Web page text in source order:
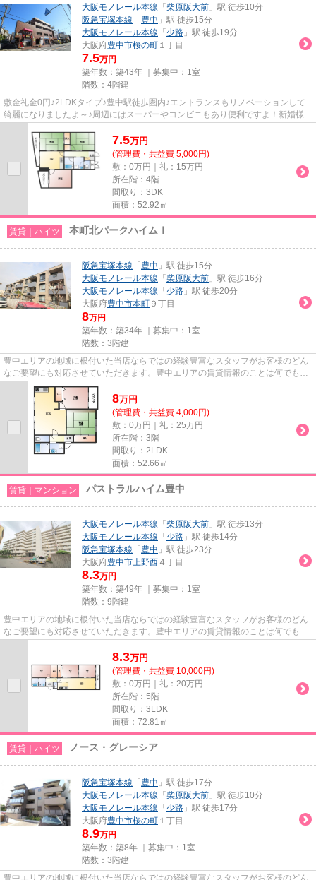
大阪モノレール本線 「 柴原阪大前 」駅 徒歩10分
阪急宝塚本線 「 豊中 」駅 徒歩15分
大阪モノレール本線 「 少路 」駅 徒歩19分
大阪府豊中市桜の町 １丁目
7.5万円
築年数：築43年 ｜募集中： 1室
階数：4階建
敷金礼金0円♪2LDKタイプ♪豊中駅徒歩圏内♪エントランスもリノベーションして
綺麗になりましたよ～♪周辺にはスーパーやコンビニもあり便利ですよ！新婚様に
7.5万円
(管理費・共益費 5,000円)
敷：0万円｜礼：15万円
所在階：4階
間取り：3DK
面積：52.92㎡
賃貸｜ハイツ 本町北パークハイムⅠ
阪急宝塚本線 「 豊中 」駅 徒歩15分
大阪モノレール本線 「 柴原阪大前 」駅 徒歩16分
大阪モノレール本線 「 少路 」駅 徒歩20分
大阪府豊中市本町 ９丁目
8万円
築年数：築34年 ｜募集中： 1室
階数：3階建
豊中エリアの地域に根付いた当店ならではの経験豊富なスタッフがお客様のどん
なご要望にも対応させていただきます。豊中エリアの賃貸情報のことは何でもお
気軽にご相談ください。一生...
8万円
(管理費・共益費 4,000円)
敷：0万円｜礼：25万円
所在階：3階
間取り：2LDK
面積：52.66㎡
賃貸｜マンション パストラルハイム豊中
大阪モノレール本線 「 柴原阪大前 」駅 徒歩13分
大阪モノレール本線 「 少路 」駅 徒歩14分
阪急宝塚本線 「 豊中 」駅 徒歩23分
大阪府豊中市上野西 ４丁目
8.3万円
築年数：築49年 ｜募集中： 1室
階数：9階建
豊中エリアの地域に根付いた当店ならではの経験豊富なスタッフがお客様のどん
なご要望にも対応させていただきます。豊中エリアの賃貸情報のことは何でもお
8.3万円
(管理費・共益費 10,000円)
敷：0万円｜礼：20万円
所在階：5階
間取り：3LDK
面積：72.81㎡
賃貸｜ハイツ ノース・グレーシア
阪急宝塚本線 「 豊中 」駅 徒歩17分
大阪モノレール本線 「 柴原阪大前 」駅 徒歩10分
大阪モノレール本線 「 少路 」駅 徒歩17分
大阪府豊中市桜の町 １丁目
8.9万円
築年数：築8年 ｜募集中： 1室
階数：3階建
豊中エリアの地域に根付いた当店ならではの経験豊富なスタッフがお客様のどん